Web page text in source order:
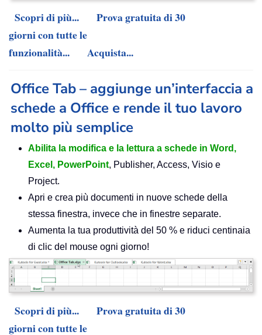
Scopri di più...
Prova gratuita di 30
giorni con tutte le
funzionalità...
Acquista...
Office Tab – aggiunge un’interfaccia a
schede a Office e rende il tuo lavoro
molto più semplice
Abilita la modifica e la lettura a schede in Word,
Excel, PowerPoint, Publisher, Access, Visio e
Project.
Apri e crea più documenti in nuove schede della
stessa finestra, invece che in finestre separate.
Aumenta la tua produttività del 50 % e riduci centinaia
di clic del mouse ogni giorno!
Scopri di più...
Prova gratuita di 30
giorni con tutte le